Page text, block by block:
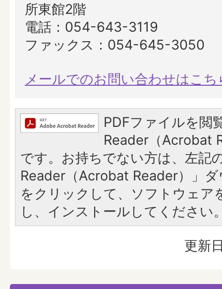
所東館2階
電話：054-643-3119
ファックス：054-645-3050
メールでのお問い合わせはこち
PDFファイルを閲
Reader（Acrobat
です。お持ちでない方は、左記
Reader（Acrobat Reader）」
をクリックして、ソフトウェア
し、インストールしてください
更新